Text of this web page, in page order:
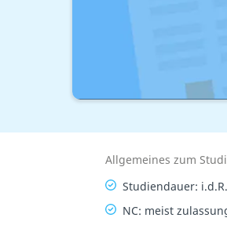
Allgemeines zum
Studiendauer:
NC: meist